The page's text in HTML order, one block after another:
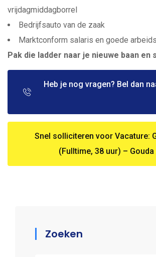
vrijdagmiddagborrel
Bedrijfsauto van de zaak
Marktconform salaris en goede
Pak die ladder naar je nieuwe baan en
Heb je nog vragen? Bel dan
Snel solliciteren voor Vacature:
(Fulltime, 38 uur) –
Zoeken